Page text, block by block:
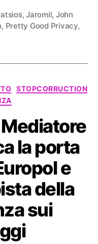
,Jaromil, John
, Pretty Good Privacy,
STOPCORRUCTION
la porta
e
della
sui